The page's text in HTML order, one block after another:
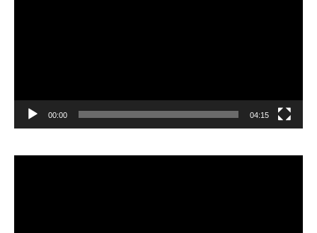
00:00 04:15